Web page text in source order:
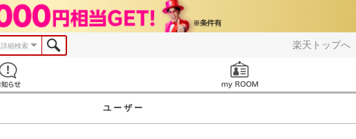
楽天トップへ
詳細検索
ユーザー